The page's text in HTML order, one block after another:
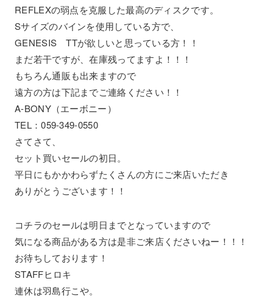
REFLEXの弱点を克服した最高のディスクです。
Sサイズのバインを使用している方で、
GENESIS TTが欲しいと思っている方！！
まだ若干ですが、在庫残ってますよ！！！
もちろん通販も出来ますので
遠方の方は下記までご連絡ください！！
A-BONY（エーボニー）
TEL：059-349-0550
さてさて、
セット買いセールの初日。
平日にもかかわらずたくさんの方にご来店いただき
ありがとうございます！！
コチラのセールは明日までとなっていますので
気になる商品がある方は是非ご来店くださいねー！！！
お待ちしております！
STAFFヒロキ
連休は羽島行こや。